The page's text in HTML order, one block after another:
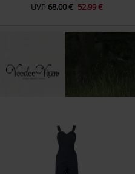
UVP 68,00 € 52,99 €